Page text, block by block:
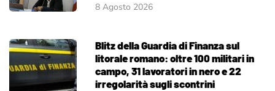
8 Agosto 2026
Blitz della Guardia di Finanza sul
litorale romano: oltre 100 militari in
campo, 31 lavoratori in nero e 22
irregolarità sugli scontrini